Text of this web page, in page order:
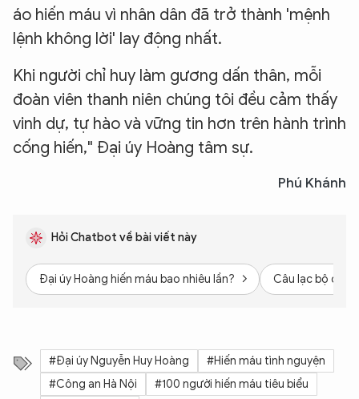
áo hiến máu vì nhân dân đã trở thành 'mệnh
lệnh không lời' lay động nhất.
Khi người chỉ huy làm gương dấn thân, mỗi
đoàn viên thanh niên chúng tôi đều cảm thấy
vinh dự, tự hào và vững tin hơn trên hành trình
cống hiến," Đại úy Hoàng tâm sự.
Phú Khánh
Hỏi Chatbot về bài viết này
Đại úy Hoàng hiến máu bao nhiêu lần? Câu lạc bộ của
#Đại úy Nguyễn Huy Hoàng
#Hiến máu tình nguyện
#Công an Hà Nội
#100 người hiến máu tiêu biểu